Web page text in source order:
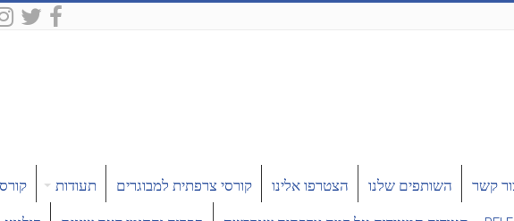
קשר השותפים שלנו הצטרפו אלינו קורסי צרפתית למבוגרים תעודות